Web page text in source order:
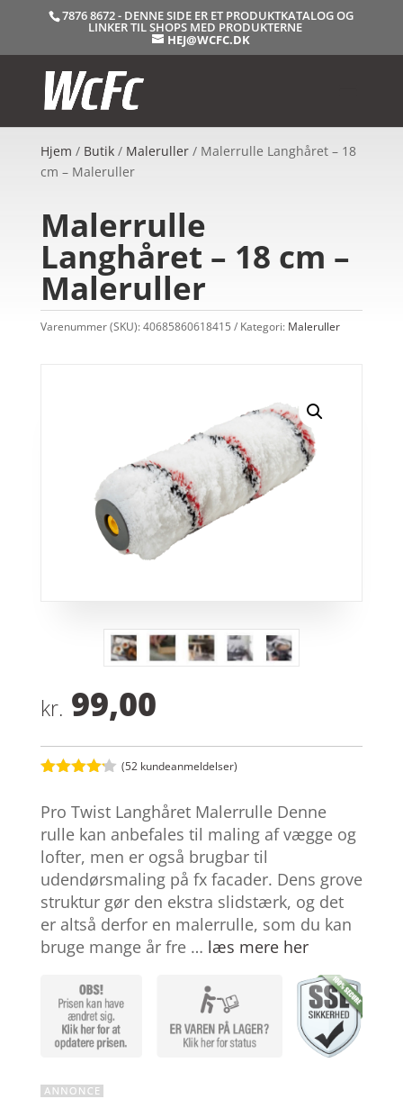
7876 8672 - DENNE SIDE ER ET PRODUKTKATALOG OG
LINKER TIL SHOPS MED PRODUKTERNE
HEJ@WCFC.DK
Hjem / Butik/ Maleruller/ Malerrulle Langhåret – 18
cm – Maleruller
Malerrulle
Langhåret – 18 cm –
Maleruller
Varenummer (SKU):40685860618415 Kategori: Maleruller
kr. 99,00
ud af 5
baseret
på
kundebedø
mmelser
(52 kundeanmeldelser)
Pro Twist Langhåret Malerrulle Denne
rulle kan anbefales til maling af vægge og
lofter, men er også brugbar til
udendørsmaling på fx facader. Dens grove
struktur gør den ekstra slidstærk, og det
er altså derfor en malerrulle, som du kan
bruge mange år fre … læs mere her